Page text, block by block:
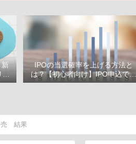
新
IPOの当選確率を上げる方法と
は？【初心者向け】IPO申込で選
ぶべき証券会社
売 結果